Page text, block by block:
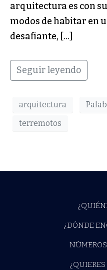
arquitectura es con
modos de habitar en
desafiante, […]
Seguir leyendo
arquitectura
terremotos
¿DÓNDE